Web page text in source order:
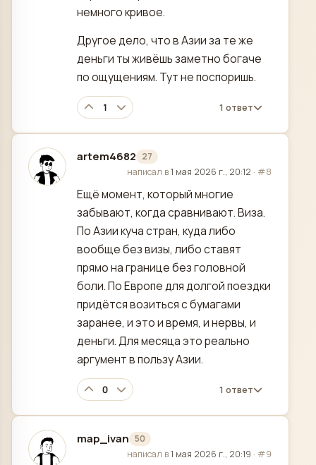
немного кривое.
Другое дело, что в Азии за те же
деньги ты живёшь заметно богаче
по ощущениям. Тут не поспоришь.
1 1 ответ
artem4682 27
отредактировано
написал в1 мая 2026 г., 20:12 · #8
Ещё момент, который многие
забывают, когда сравнивают. Виза.
По Азии куча стран, куда либо
вообще без визы, либо ставят
прямо на границе без головной
боли. По Европе для долгой поездки
придётся возиться с бумагами
заранее, и это и время, и нервы, и
деньги. Для месяца это реально
аргумент в пользу Азии.
0 1 ответ
map_ivan 50
отредактировано
написал в1 мая 2026 г., 20:19 · #9